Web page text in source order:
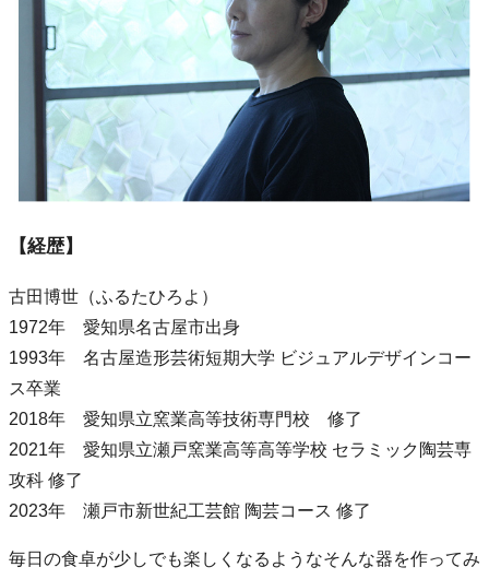
【経歴】
古田博世（ふるたひろよ）
1972年 愛知県名古屋市出身
1993年 名古屋造形芸術短期大学 ビジュアルデザインコー
ス卒業
2018年 愛知県立窯業高等技術専門校 修了
2021年 愛知県立瀬戸窯業高等高等学校 セラミック陶芸専
攻科 修了
2023年 瀬戸市新世紀工芸館 陶芸コース 修了
毎日の食卓が少しでも楽しくなるようなそんな器を作ってみ